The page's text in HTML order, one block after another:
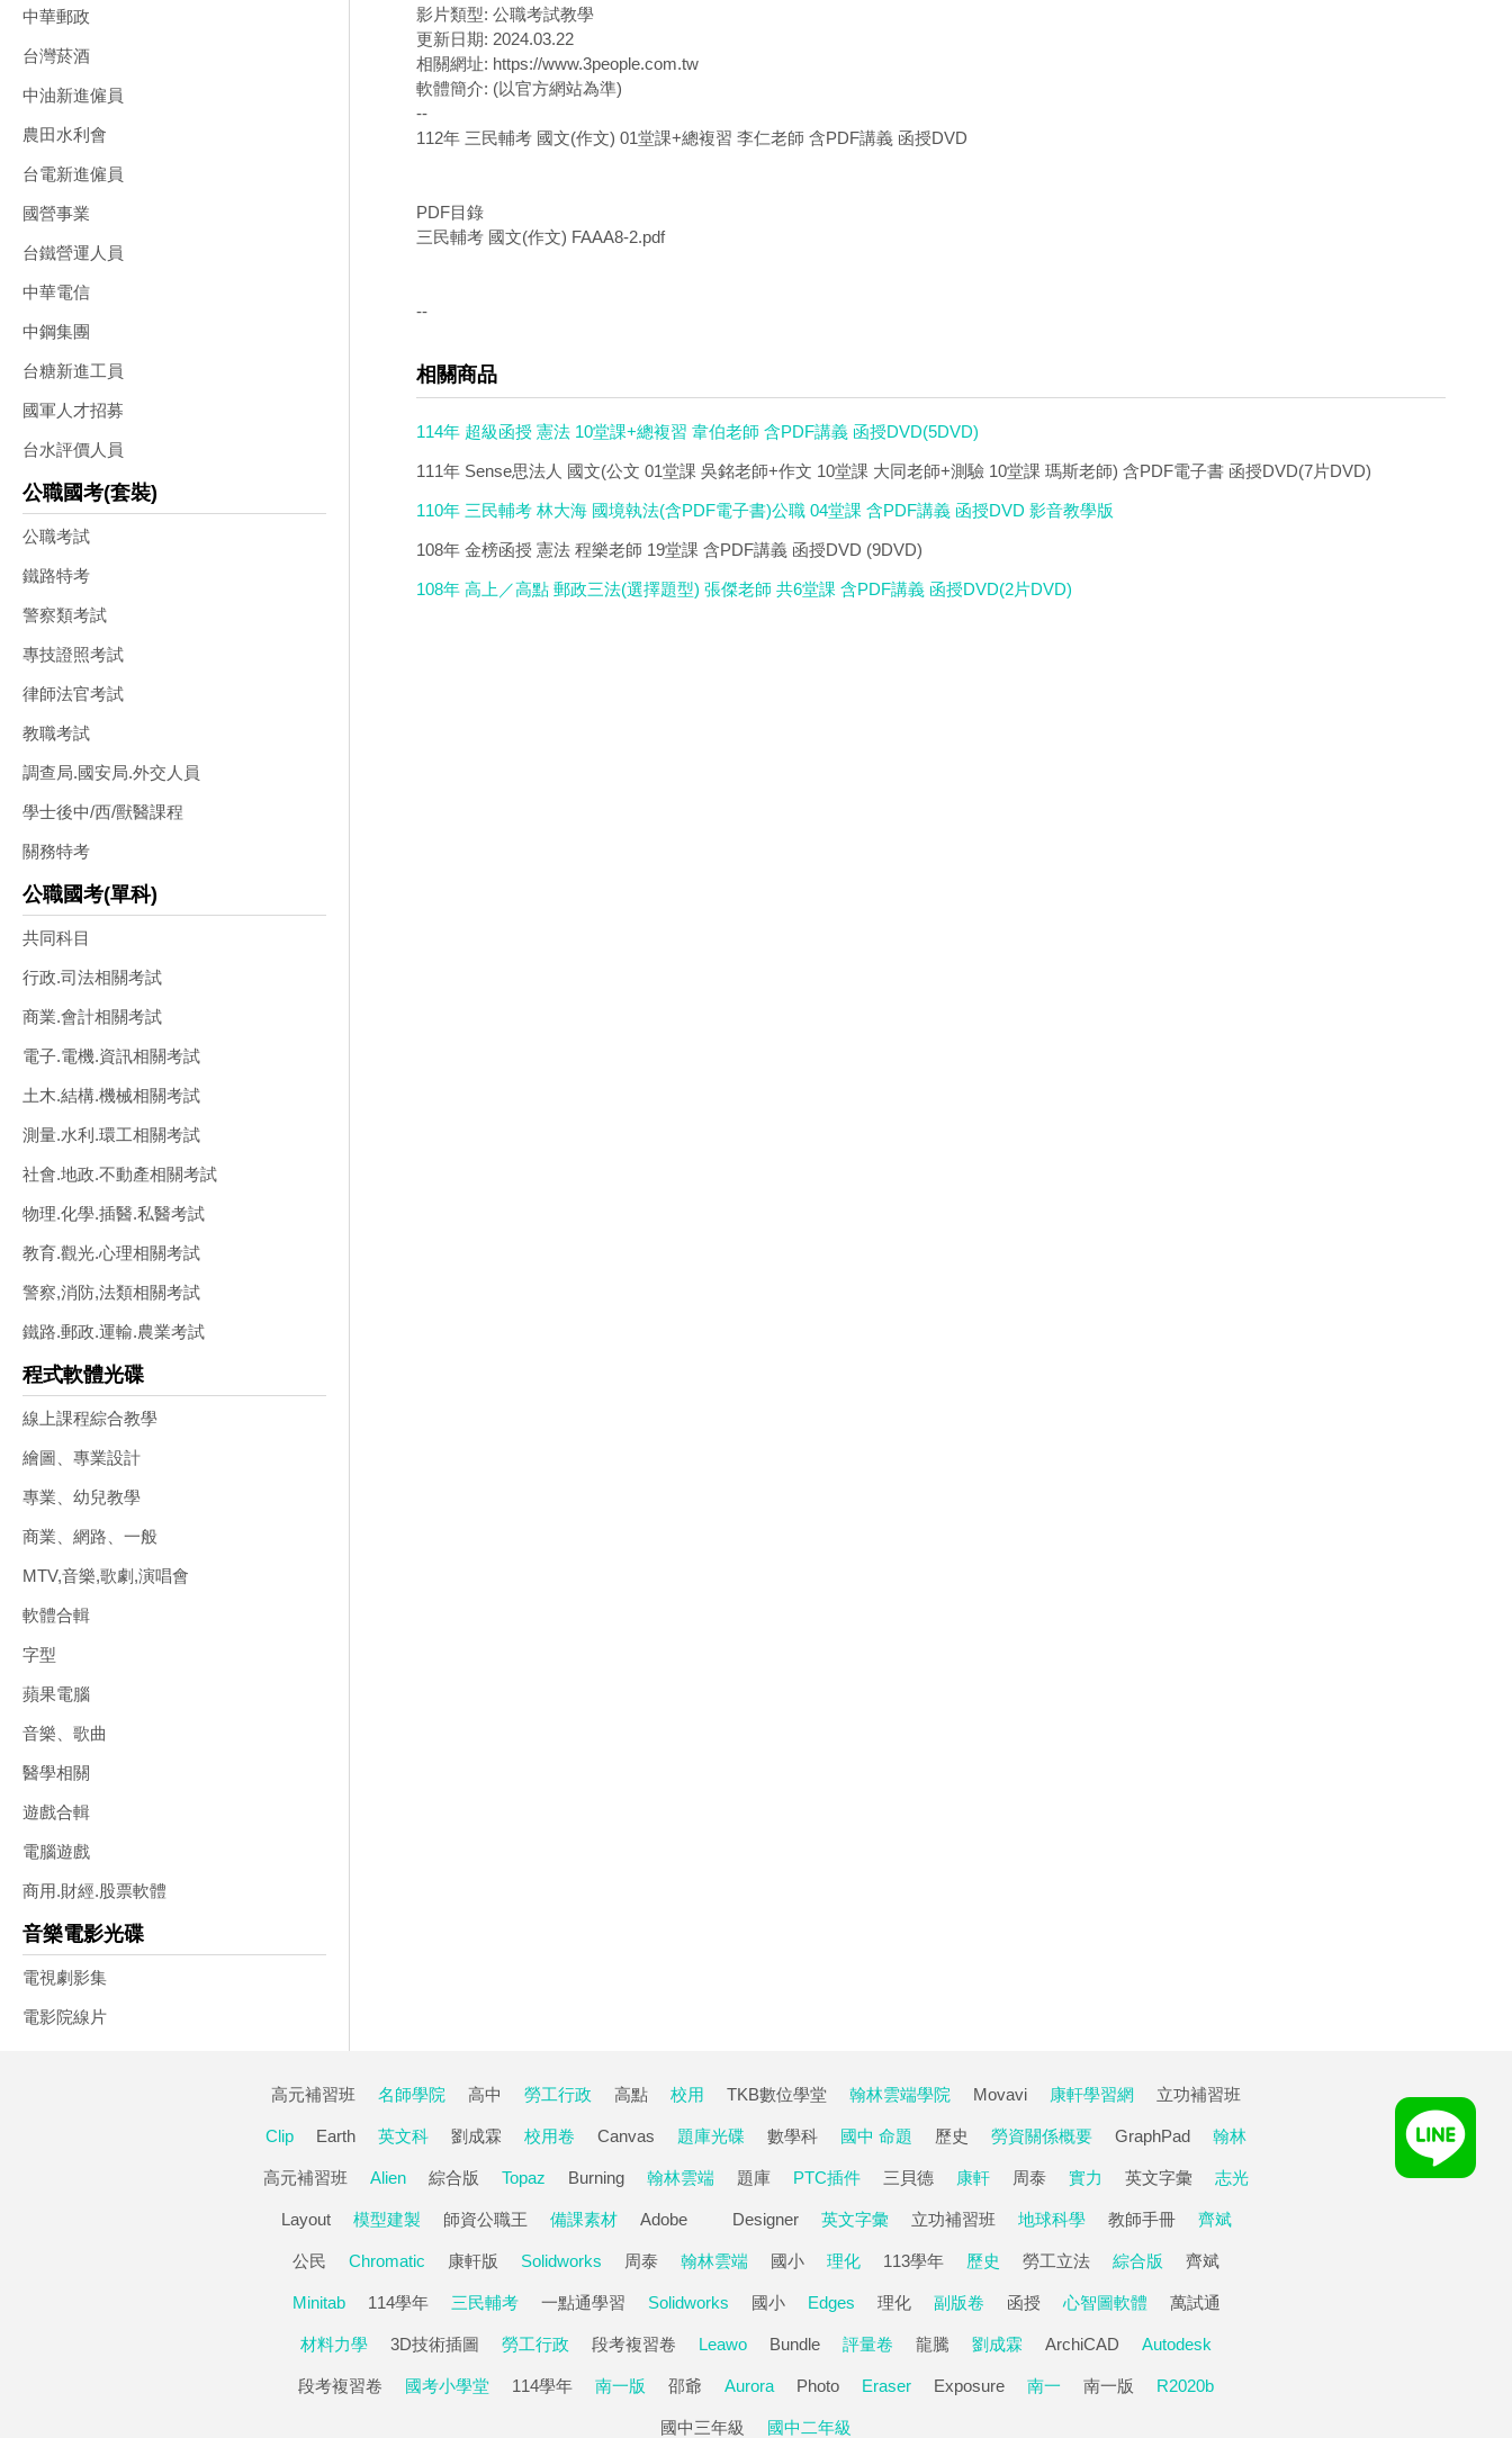
中華郵政
台灣菸酒
中油新進僱員
農田水利會
台電新進僱員
國營事業
台鐵營運人員
中華電信
中鋼集團
台糖新進工員
國軍人才招募
台水評價人員
公職國考(套裝)
公職考試
鐵路特考
警察類考試
專技證照考試
律師法官考試
教職考試
調查局.國安局.外交人員
學士後中/西/獸醫課程
關務特考
公職國考(單科)
共同科目
行政.司法相關考試
商業.會計相關考試
電子.電機.資訊相關考試
土木.結構.機械相關考試
測量.水利.環工相關考試
社會.地政.不動產相關考試
物理.化學.插醫.私醫考試
教育.觀光.心理相關考試
警察,消防,法類相關考試
鐵路.郵政.運輸.農業考試
程式軟體光碟
線上課程綜合教學
繪圖、專業設計
專業、幼兒教學
商業、網路、一般
MTV,音樂,歌劇,演唱會
軟體合輯
字型
蘋果電腦
音樂、歌曲
醫學相關
遊戲合輯
電腦遊戲
商用.財經.股票軟體
音樂電影光碟
電視劇影集
電影院線片
影片類型: 公職考試教學
更新日期: 2024.03.22
相關網址: https://www.3people.com.tw
軟體簡介: (以官方網站為準)
--
112年 三民輔考 國文(作文) 01堂課+總複習 李仁老師 含PDF講義 函授DVD
PDF目錄
三民輔考 國文(作文) FAAA8-2.pdf
--
相關商品
114年 超級函授 憲法 10堂課+總複習 韋伯老師 含PDF講義 函授DVD(5DVD)
111年 Sense思法人 國文(公文 01堂課 吳銘老師+作文 10堂課 大同老師+測驗 10堂課 瑪斯老師) 含PDF電子書 函授DVD(7片DVD)
110年 三民輔考 林大海 國境執法(含PDF電子書)公職 04堂課 含PDF講義 函授DVD 影音教學版
108年 金榜函授 憲法 程樂老師 19堂課 含PDF講義 函授DVD (9DVD)
108年 高上／高點 郵政三法(選擇題型) 張傑老師 共6堂課 含PDF講義 函授DVD(2片DVD)
高元補習班 名師學院 高中 勞工行政 高點 校用 TKB數位學堂 翰林雲端學院 Movavi 康軒學習網 立功補習班
Clip Earth 英文科 劉成霖 校用卷 Canvas 題庫光碟 數學科 國中 命題 歷史 勞資關係概要 GraphPad 翰林
高元補習班 Alien 綜合版 Topaz Burning 翰林雲端 題庫 PTC插件 三貝德 康軒 周泰 實力 英文字彙 志光
Layout 模型建製 師資公職王 備課素材 Adobe Designer 英文字彙 立功補習班 地球科學 教師手冊 齊斌
公民 Chromatic 康軒版 Solidworks 周泰 翰林雲端 國小 理化 113學年 歷史 勞工立法 綜合版 齊斌
Minitab 114學年 三民輔考 一點通學習 Solidworks 國小 Edges 理化 副版卷 函授 心智圖軟體 萬試通
材料力學 3D技術插圖 勞工行政 段考複習卷 Leawo Bundle 評量卷 龍騰 劉成霖 ArchiCAD Autodesk
段考複習卷 國考小學堂 114學年 南一版 邵爺 Aurora Photo Eraser Exposure 南一 南一版 R2020b
國中三年級 國中二年級